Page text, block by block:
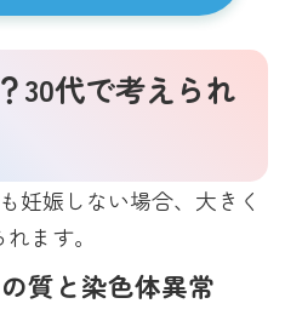
30代で考えられ
妊娠しない場合、大きく
ます。
質と染色体異常